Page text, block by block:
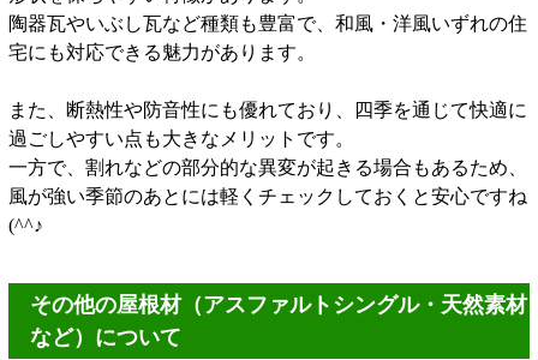
陶器瓦やいぶし瓦など種類も豊富で、和風・洋風いずれの住
宅にも対応できる魅力があります。
また、断熱性や防音性にも優れており、四季を通じて快適に
過ごしやすい点も大きなメリットです。
一方で、割れなどの部分的な異変が起きる場合もあるため、
風が強い季節のあとには軽くチェックしておくと安心ですね
(^^♪
その他の屋根材（アスファルトシングル・天然素材
など）について